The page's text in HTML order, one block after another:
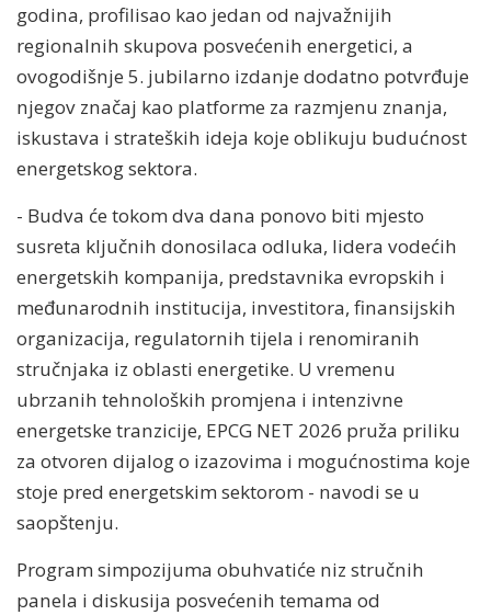
godina, profilisao kao jedan od najvažnijih
regionalnih skupova posvećenih energetici, a
ovogodišnje 5. jubilarno izdanje dodatno potvrđuje
njegov značaj kao platforme za razmjenu znanja,
iskustava i strateških ideja koje oblikuju budućnost
energetskog sektora.
- Budva će tokom dva dana ponovo biti mjesto
susreta ključnih donosilaca odluka, lidera vodećih
energetskih kompanija, predstavnika evropskih i
međunarodnih institucija, investitora, finansijskih
organizacija, regulatornih tijela i renomiranih
stručnjaka iz oblasti energetike. U vremenu
ubrzanih tehnoloških promjena i intenzivne
energetske tranzicije, EPCG NET 2026 pruža priliku
za otvoren dijalog o izazovima i mogućnostima koje
stoje pred energetskim sektorom - navodi se u
saopštenju.
Program simpozijuma obuhvatiće niz stručnih
panela i diskusija posvećenih temama od